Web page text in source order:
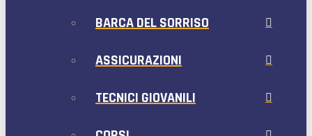
BARCA DEL SORRISO
ASSICURAZIONI
TECNICI GIOVANILI